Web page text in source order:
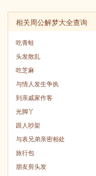
相关周公解梦大全查询
吃青蛙
头发散乱
吃芝麻
与情人发生争执
到亲戚家作客
光脚丫
跟人吵架
与表兄弟亲密相处
旅行包
朋友剪头发